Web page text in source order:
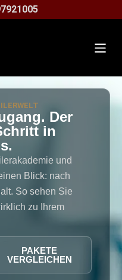
Der
in
und
Blick: nach
So sehen Sie
zu Ihrem
PAKETE
VERGLEICHEN